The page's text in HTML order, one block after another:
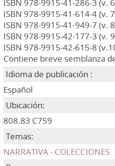
ISBN 978-9915-41-286-3 (v.
ISBN 978-9915-41-614-4 (v.
ISBN 978-9915-41-949-7 (v.
ISBN 978-9915-42-177-3 (v.
ISBN 978-9915-42-615-8
Contiene breve semblanza
Idioma de publicación :
Español
Ubicación:
808.83 C759
Temas:
NARRATIVA - COLECCIONES